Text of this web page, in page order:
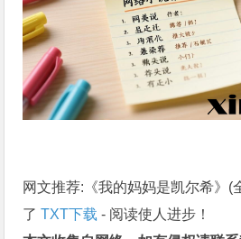
网文推荐:《我的妈妈是凯尔希》(
了TXT下载 - 阅读使人进步！